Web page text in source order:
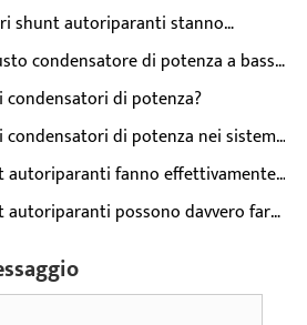
shunt autoriparanti stanno
per i moderni sistemi di
condensatore di potenza a bassa
del fattore di potenza
di potenza?
condensatori di potenza nei sistemi
autoriparanti fanno effettivamente
solo uno spreco di denaro?
autoriparanti possono davvero farti